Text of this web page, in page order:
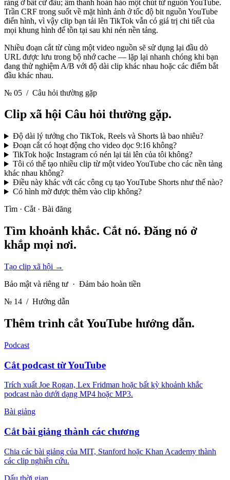
ràng ở bất cứ đâu; âm thanh hoàn hảo một chút từ nguồn YouTube.
Trần CRF trong suốt về mặt hình ảnh ở tốc độ bit nguồn YouTube
điển hình, vì vậy clip bạn tải lên TikTok vẫn có giá trị chi tiết của
mọi khung hình để tồn tại sau khi nén nền tảng.
Nhiều đoạn cắt từ cùng một video nguồn sẽ sử dụng lại đầu dò
URL được lưu trong bộ nhớ cache — lặp lại nhanh chóng khi bạn
đang thử nghiệm A/B với độ dài clip khác nhau hoặc các điểm bắt
đầu khác nhau.
№ 05 / Câu hỏi thường gặp
Clip xã hội Câu hỏi thường gặp.
Độ dài lý tưởng cho TikTok, Reels và Shorts là bao nhiêu?
Đoạn cắt có hoạt động cho video dọc 9:16 không?
TikTok hoặc Instagram có nén lại tải lên của tôi không?
Tôi có thể tạo nhiều clip từ một video YouTube cho các nền tảng
khác nhau không?
Điều này khác với các công cụ tạo YouTube Shorts như thế nào?
Có hình mờ được thêm vào clip không?
Tìm · Cắt · Bài đăng
Tìm khoảnh khắc. Cắt nó. Đăng nó ở
khắp mọi nơi.
Tạo clip xã hội →
Bảo mật và riêng tư · Đảm bảo hoàn tiền
№ 14 / Hướng dẫn
Thêm trình cắt YouTube hướng dẫn.
Podcast
Cắt podcast từ YouTube
Trích xuất Joe Rogan, Lex Fridman hoặc bất kỳ khoảnh khắc
podcast nào dưới dạng MP4 hoặc MP3.
Bài giảng
Cắt bài giảng thành các chương
Chia các bài giảng của MIT, Stanford hoặc Khan Academy thành
các clip nghiên cứu.
Dấu thời gian